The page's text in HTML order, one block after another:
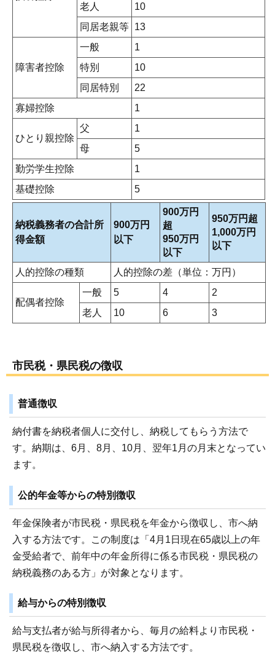
老人
10
同居老親等 13
障害者控除
一般
1
特別
10
同居特別
22
寡婦控除
1
ひとり親控除
父
1
母
5
勤労学生控除
1
基礎控除
5
納税義務者の合計所
得金額
900万円
以下
900万円
超
950万円
以下
950万円超
1,000万円
以下
人的控除の種類 人的控除の差（単位：万円）
配偶者控除
一般 5 4
2
老人
10 6 3
市民税・県民税の徴収
普通徴収
納付書を納税者個人に交付し、納税してもらう方法で
す。納期は、6月、8月、10月、翌年1月の月末となってい
ます。
公的年金等からの特別徴収
年金保険者が市民税・県民税を年金から徴収し、市へ納
入する方法です。この制度は「4月1日現在65歳以上の年
金受給者で、前年中の年金所得に係る市民税・県民税の
納税義務のある方」が対象となります。
給与からの特別徴収
給与支払者が給与所得者から、毎月の給料より市民税・
県民税を徴収し、市へ納入する方法です。